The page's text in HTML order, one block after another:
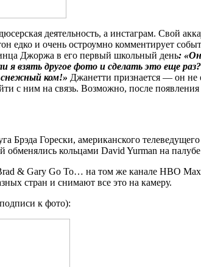
деятельность, а инстаграм. Свой
и очень остроумно комментирует
Джоржа в его первый школьный день:
взять другое фото и сделать это еще
ком!» Джанетти признается — он не
с ним на связь. Возможно, после
Брэда Горески, американского
кольцами David Yurman на
& Gary Go To… на том же канале HBO Max.
стран и снимают все это на камеру.
к фото):